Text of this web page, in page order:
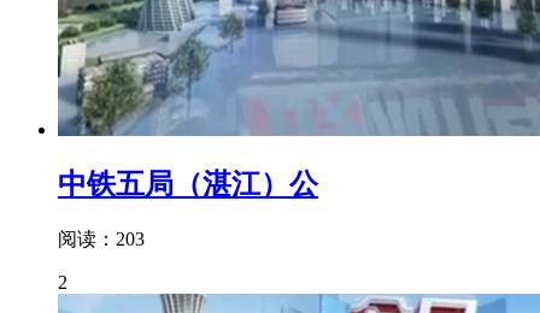
中铁五局（湛江）公
阅读：203
2